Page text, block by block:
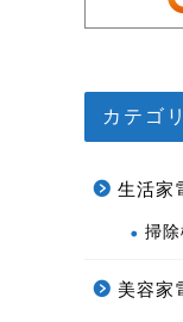
カテゴ
生活家
掃除
美容家